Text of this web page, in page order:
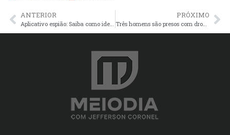
ANTERIOR
Aplicativo espião: Saiba como identificar em seu celular
PRÓXIMO
Três homens são presos com drogas em bairros de Manaus